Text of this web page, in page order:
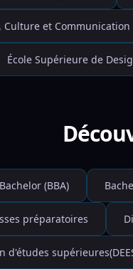
Culture et Communication
École Supérieure de
Bachelor (BBA)
préparatoires
d'études